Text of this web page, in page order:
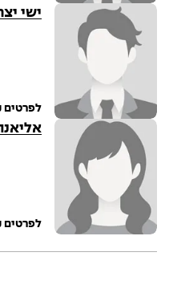
ישי
לפרטים
לפרטים